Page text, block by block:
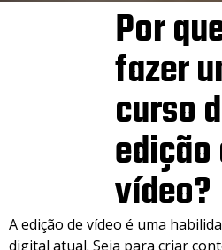
Por
fazer
curso
edição
vídeo?
A edição de vídeo é uma
digital atual. Seja para criar